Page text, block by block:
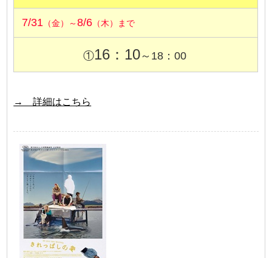
7/31 （金）～8/6 （木）まで
①16：10～18：00
→ 詳細はこちら